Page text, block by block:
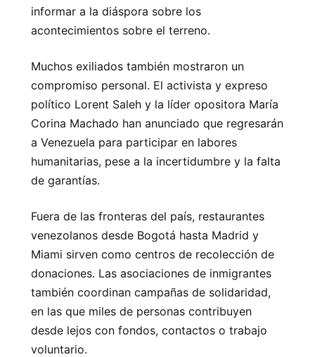
informar a la diáspora sobre los
acontecimientos sobre el terreno.
Muchos exiliados también mostraron un
compromiso personal. El activista y expreso
político Lorent Saleh y la líder opositora María
Corina Machado han anunciado que regresarán
a Venezuela para participar en labores
humanitarias, pese a la incertidumbre y la falta
de garantías.
Fuera de las fronteras del país, restaurantes
venezolanos desde Bogotá hasta Madrid y
Miami sirven como centros de recolección de
donaciones. Las asociaciones de inmigrantes
también coordinan campañas de solidaridad,
en las que miles de personas contribuyen
desde lejos con fondos, contactos o trabajo
voluntario.